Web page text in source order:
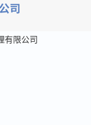
有限公司